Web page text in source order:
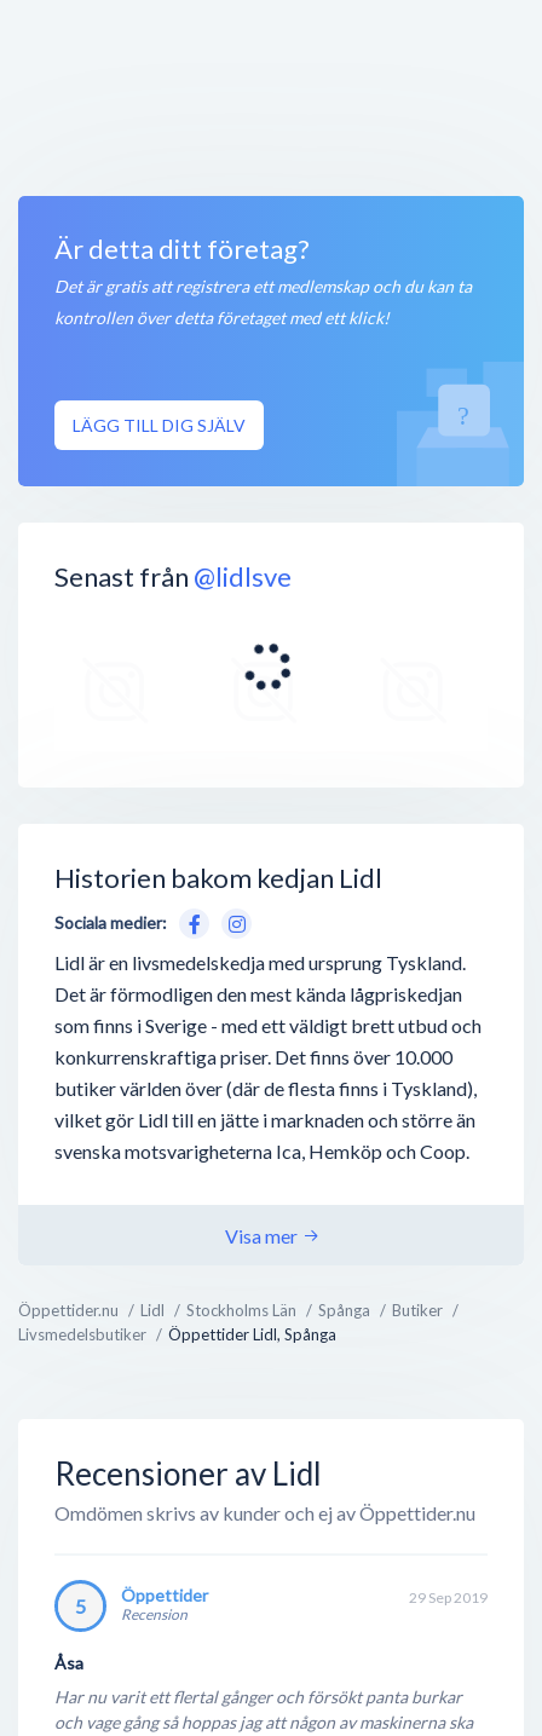
Öppettider.nu Lidl Stockholms Län Spånga
Butiker
Livsmedelsbutiker
Öppettider Lidl, Spånga
Är detta ditt företag?
Det är gratis att registrera ett medlemskap och du kan ta
kontrollen över detta företaget med ett klick!
LÄGG TILL DIG SJÄLV
Senast från @lidlsve
Historien bakom kedjan Lidl
Sociala medier:
Lidl är en livsmedelskedja med ursprung Tyskland.
Det är förmodligen den mest kända lågpriskedjan
som finns i Sverige - med ett väldigt brett utbud och
konkurrenskraftiga priser. Det finns över 10.000
butiker världen över (där de flesta finns i Tyskland),
vilket gör Lidl till en jätte i marknaden och större än
svenska motsvarigheterna Ica, Hemköp och Coop.
Lidl ägs av stiftelsen Lidl Stiftung (svenska: Lidl
Stiftelse) och är grundat av Dieter Schwarz år 1773, i
närheten av Lidl’s storlek.
Visa mer
Recensioner av Lidl
Omdömen skrivs av kunder och ej av Öppettider.nu
5 Öppettider
Recension
Åsa
29 Sep 2019
Har nu varit ett flertal gånger och försökt panta burkar
och vage gång så hoppas jag att någon av maskinerna ska